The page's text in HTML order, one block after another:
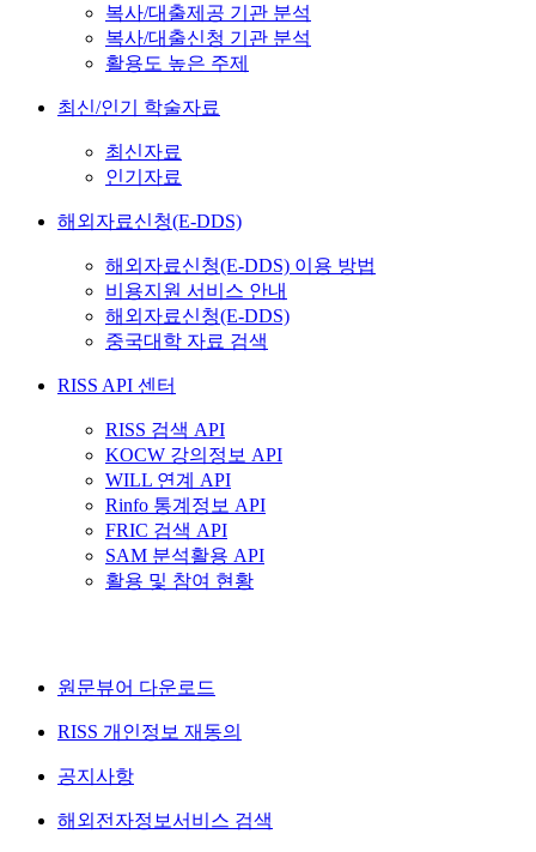
복사/대출제공 기관 분석
복사/대출신청 기관 분석
활용도 높은 주제
최신/인기 학술자료
최신자료
인기자료
해외자료신청(E-DDS)
해외자료신청(E-DDS) 이용 방법
비용지원 서비스 안내
해외자료신청(E-DDS)
중국대학 자료 검색
RISS API 센터
RISS 검색 API
KOCW 강의정보 API
WILL 연계 API
Rinfo 통계정보 API
FRIC 검색 API
SAM 분석활용 API
활용 및 참여 현황
원문뷰어 다운로드
RISS 개인정보 재동의
공지사항
해외전자정보서비스 검색